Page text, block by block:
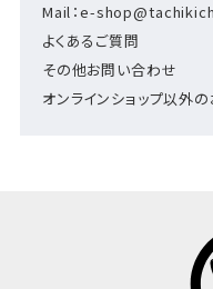
Mail：e-
よくあるご質問
その他お問い合わせ
オンラインショップ以外